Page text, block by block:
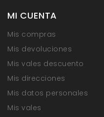
MI CUENTA
Mis compras
Mis devoluciones
Mis vales descuento
Mis direcciones
Mis datos personales
Mis vales